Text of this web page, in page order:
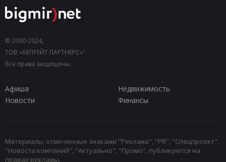
© 2000-2024,
ТОВ «КЕПРЕЙТ ПАРТНЕРС»".
Все права защищены.
Афиша
Недвижимость
Новости
Финансы
Материалы, отмеченные знаками "Реклама", "PR", "Спецпроект",
"Новости компаний", "Актуально", "Промо", публикуются на
правах рекламы.